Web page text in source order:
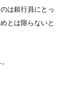
は銀行員にとっ
とは限らないと